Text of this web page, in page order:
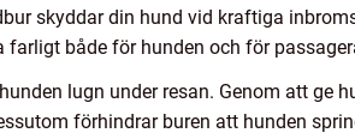
skyddar din hund vid kraftiga
farligt både för hunden och för
lugn under resan. Genom att ge
förhindrar buren att hunden